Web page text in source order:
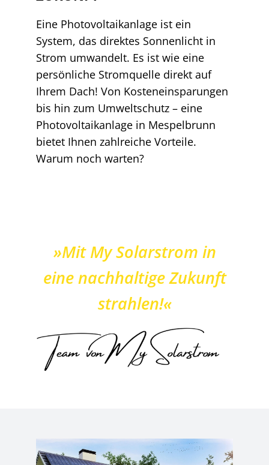
Eine Photovoltaikanlage ist ein
System, das direktes Sonnenlicht in
Strom umwandelt. Es ist wie eine
persönliche Stromquelle direkt auf
Ihrem Dach! Von Kosteneinsparungen
bis hin zum Umweltschutz – eine
Photovoltaikanlage in Mespelbrunn
bietet Ihnen zahlreiche Vorteile.
Warum noch warten?
»Mit My Solarstrom in
eine nachhaltige Zukunft
strahlen!«